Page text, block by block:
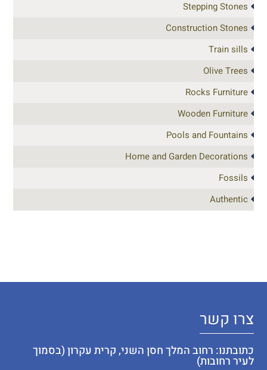
Stepping Stones
Construction Stones
Train sills
Olive Trees
Rocks Furniture
Wooden Furniture
Pools and Fountains
Home and Garden Decorations
Fossils
Authentic
צרו קשר
כתובתנו: רחוב המלך חסן השני, קרית עקרון (בסמוך
לעיר רחובות)